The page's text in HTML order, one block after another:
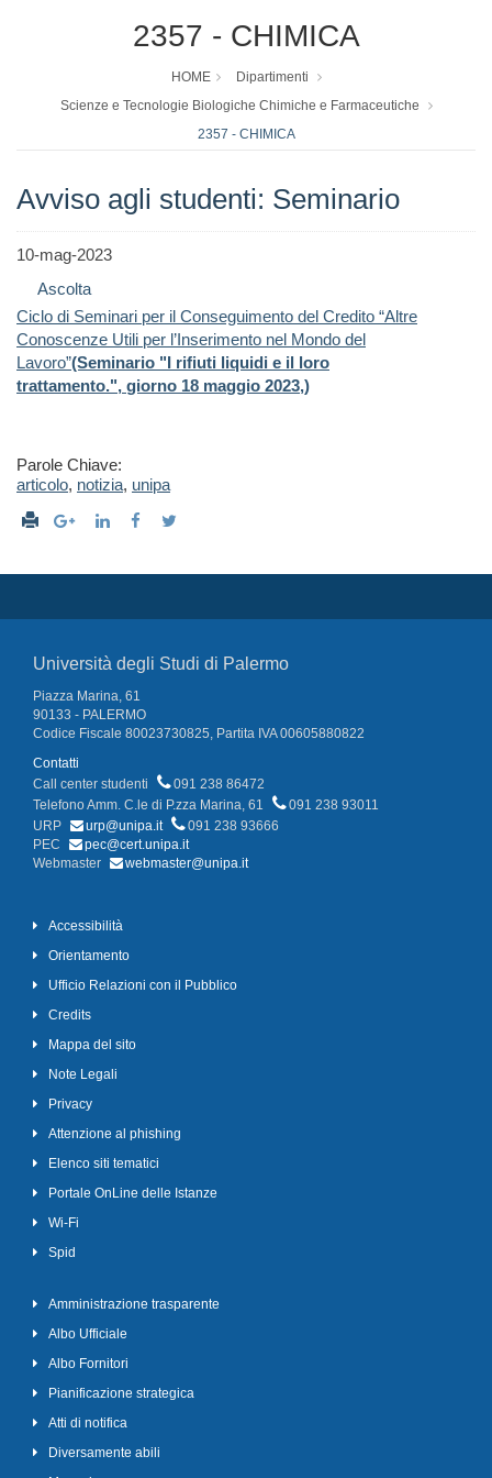
2357 - CHIMICA
HOME
Dipartimenti
Scienze e Tecnologie Biologiche Chimiche e Farmaceutiche
2357 - CHIMICA
Avviso agli studenti: Seminario
10-mag-2023
Ascolta
Ciclo di Seminari per il Conseguimento del Credito “Altre
Conoscenze Utili per l’Inserimento nel Mondo del
Lavoro”(Seminario "I rifiuti liquidi e il loro
trattamento.", giorno 18 maggio 2023,)
Parole Chiave:
articolo, notizia, unipa
Università degli Studi di Palermo
Piazza Marina, 61
90133 - PALERMO
Codice Fiscale 80023730825, Partita IVA 00605880822
Contatti
Call center studenti
091 238 86472
Telefono Amm. C.le di P.zza Marina, 61
091 238 93011
URP
urp@unipa.it
091 238 93666
PEC
pec@cert.unipa.it
Webmaster
webmaster@unipa.it
Accessibilità
Orientamento
Ufficio Relazioni con il Pubblico
Credits
Mappa del sito
Note Legali
Privacy
Attenzione al phishing
Elenco siti tematici
Portale OnLine delle Istanze
Wi-Fi
Spid
Amministrazione trasparente
Albo Ufficiale
Albo Fornitori
Pianificazione strategica
Atti di notifica
Diversamente abili